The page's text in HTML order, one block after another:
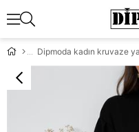
Dipmoda kadın kruvaze